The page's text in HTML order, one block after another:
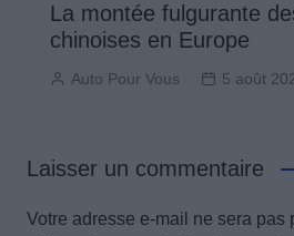
La montée fulgurante
chinoises en Europe
Auto Pour Vous 5 août
Laisser un commentaire
Votre adresse e-mail ne sera pas